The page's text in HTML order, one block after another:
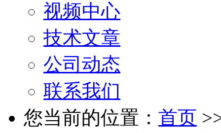
视频中心
技术文章
公司动态
联系我们
您当前的位置： 首页